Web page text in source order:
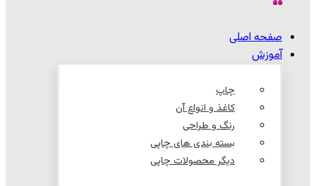
صفحه اصلی
آموزش
چاپ
کاغذ و انواع آن
رنگ و طراحی
بسته بندی های چاپی
دیگر محصولات چاپی